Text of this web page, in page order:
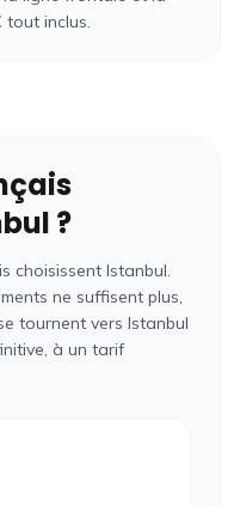
tout inclus.
?
choisissent Istanbul.
ne suffisent plus,
tournent vers Istanbul
à un tarif